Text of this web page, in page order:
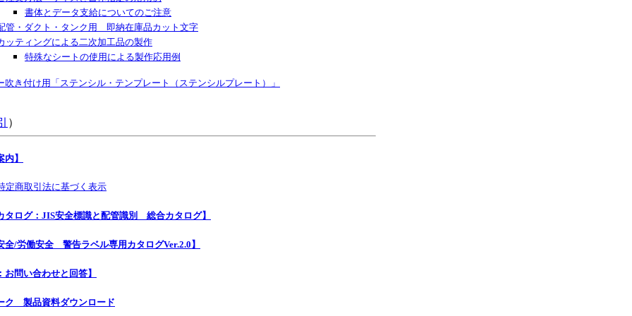
書体とデータ支給についてのご注意
管・ダクト・タンク用 即納在庫品カット文字
ッティングによる二次加工品の製作
特殊なシートの使用による製作応用例
吹き付け用「ステンシル・テンプレート（ステンシルプレート）」
）
】
定商取引法に基づく表示
タログ：JIS安全標識と配管識別 総合カタログ】
全/労働安全 警告ラベル専用カタログVer.2.0】
お問い合わせと回答】
ク 製品資料ダウンロード